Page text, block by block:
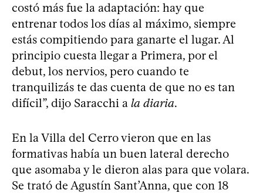
costó más fue la adaptación: hay que
entrenar todos los días al máximo, siempre
estás compitiendo para ganarte el lugar. Al
principio cuesta llegar a Primera, por el
debut, los nervios, pero cuando te
tranquilizás te das cuenta de que no es tan
difícil”, dijo Saracchi a la diaria.
En la Villa del Cerro vieron que en las
formativas había un buen lateral derecho
que asomaba y le dieron alas para que volara.
Se trató de Agustín Sant’Anna, que con 18